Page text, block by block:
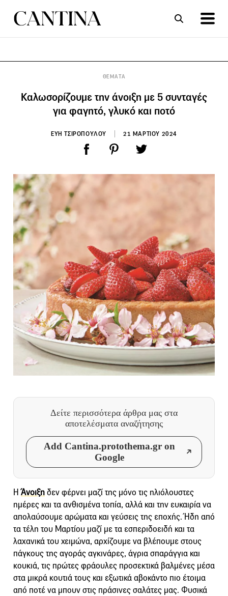
ΘΕΜΑΤΑ
Καλωσορίζουμε την άνοιξη με 5 συνταγές
για φαγητό, γλυκό και ποτό
ΕΥΗ ΤΣΙΡΟΠΟΥΛΟΥ 21 ΜΑΡΤΙΟΥ 2024
Δείτε περισσότερα άρθρα μας στα
αποτελέσματα αναζήτησης
Add Cantina.protothema.gr on
Google
ΗΆνοιξηδεν φέρνει μαζί της μόνο τις ηλιόλουστες
ημέρες και τα ανθισμένα τοπία, αλλά και την ευκαιρία να
απολαύσουμε αρώματα και γεύσεις της εποχής. Ήδη από
τα τέλη του Μαρτίου μαζί με τα εσπεριδοειδή και τα
λαχανικά του χειμώνα, αρχίζουμε να βλέπουμε στους
πάγκους της αγοράς αγκινάρες, άγρια σπαράγγια και
κουκιά, τις πρώτες φράουλες προσεκτικά βαλμένες μέσα
στα μικρά κουτιά τους και εξωτικά αβοκάντο πιο έτοιμα
από ποτέ να μπουν στις πράσινες σαλάτες μας. Φυσικά